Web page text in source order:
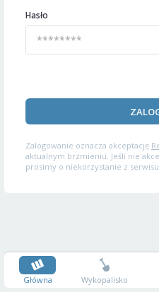
Hasło
Zalogowanie oznacza akceptację
aktualnym brzmieniu. Jeśli nie
prosimy o niekorzystanie z
Główna Wykopalisko